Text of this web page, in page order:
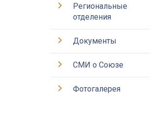
Региональные
отделения
Документы
СМИ о Союзе
Фотогалерея